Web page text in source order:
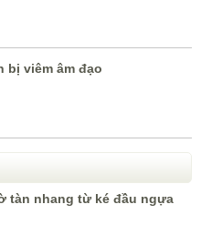
bị viêm âm đạo
tàn nhang từ ké đầu ngựa